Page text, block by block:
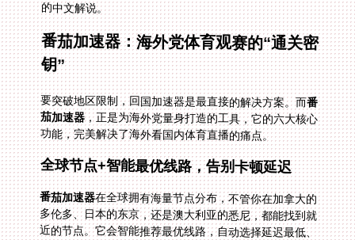
的中文解说。
番茄加速器：海外党体育观赛的“通关密
钥”
要突破地区限制，回国加速器是最直接的解决方案。而番
茄加速器，正是为海外党量身打造的工具，它的六大核心
功能，完美解决了海外看国内体育直播的痛点。
全球节点+智能最优线路，告别卡顿延迟
番茄加速器在全球拥有海量节点分布，不管你在加拿大的
多伦多、日本的东京，还是澳大利亚的悉尼，都能找到就
近的节点。它会智能推荐最优线路，自动选择延迟最低、
稳定性最高的连接方式。比如你在加拿大看抖音世界杯直
播，番茄会自动匹配北美地区的优质节点，让你不用手动
切换，就能享受流畅的直播体验，不会出现画面卡顿或声